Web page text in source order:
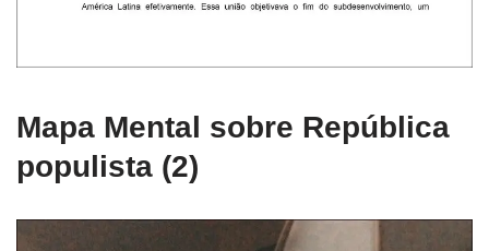
Mapa Mental sobre República
populista (2)